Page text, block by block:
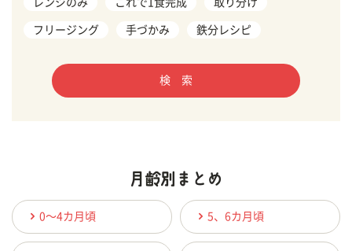
レンジのみ これで1食完成 取り分け
フリージング 手づかみ 鉄分レシピ
検 索
0〜4カ月頃 5、6カ月頃